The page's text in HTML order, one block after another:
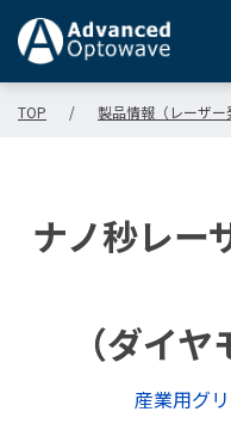
TOP / 製品情報（レーザー
ナノ秒レー
（ダイ
産業用グ